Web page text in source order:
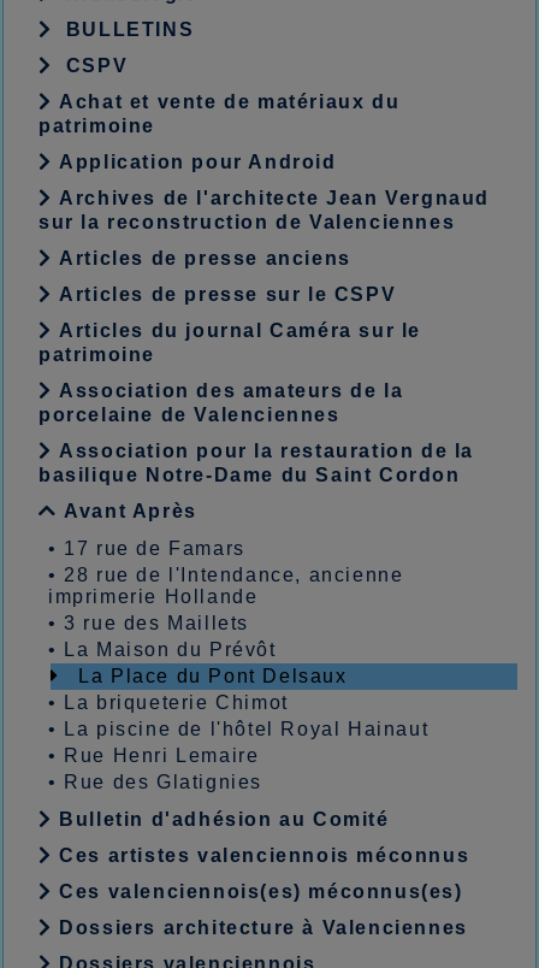
BULLETINS
CSPV
Achat et vente de matériaux du
patrimoine
Application pour Android
Archives de l'architecte Jean Vergnaud
sur la reconstruction de Valenciennes
Articles de presse anciens
Articles de presse sur le CSPV
Articles du journal Caméra sur le
patrimoine
Association des amateurs de la
porcelaine de Valenciennes
Association pour la restauration de la
basilique Notre-Dame du Saint Cordon
Avant Après
• 17 rue de Famars
• 28 rue de l'Intendance, ancienne
imprimerie Hollande
•3 rue des Maillets
•
La Maison du Prévôt
La Place du Pont Delsaux
•
La briqueterie Chimot
•
La piscine de l'hôtel Royal Hainaut
•
Rue Henri Lemaire
•
Rue des Glatignies
Bulletin d'adhésion au Comité
Ces artistes valenciennois méconnus
Ces valenciennois(es) méconnus(es)
Dossiers architecture à Valenciennes